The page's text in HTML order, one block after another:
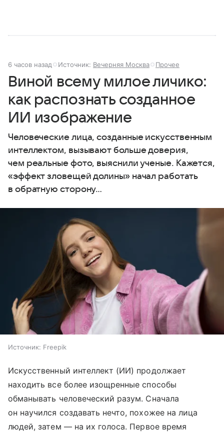
6 часов назад Источник: Вечерняя Москва Прочее
Виной всему милое личико:
как распознать созданное
ИИ изображение
Человеческие лица, созданные искусственным
интеллектом, вызывают больше доверия,
чем реальные фото, выяснили ученые. Кажется,
«эффект зловещей долины» начал работать
в обратную сторону…
Источник: Freepik
Искусственный интеллект (ИИ) продолжает
находить все более изощренные способы
обманывать человеческий разум. Сначала
он научился создавать нечто, похожее на лица
людей, затем — на их голоса. Первое время